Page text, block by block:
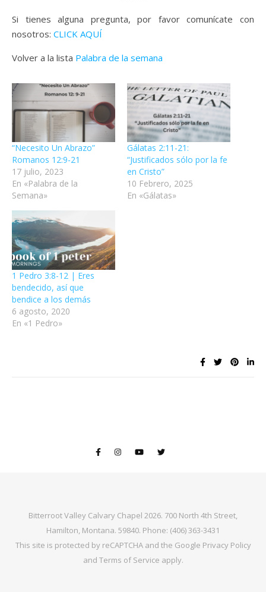
Si tienes alguna pregunta, por favor comunícate con
nosotros: CLICK AQUÍ
Volver a la lista Palabra de la semana
“Necesito Un Abrazo”
Romanos 12:9-21
17 julio, 2023
En «Palabra de la
Semana»
Gálatas 2:11-21:
“Justificados sólo por la fe
en Cristo”
10 Febrero, 2025
En «Gálatas»
1 Pedro 3:8-12 | Eres
bendecido, así que
bendice a los demás
6 agosto, 2020
En «1 Pedro»
Bitterroot Valley Calvary Chapel 2026. 700 North 4th Street,
Hamilton, Montana. 59840. Phone: (406) 363-3431
This site is protected by reCAPTCHA and the Google Privacy Policy
and Terms of Service apply.